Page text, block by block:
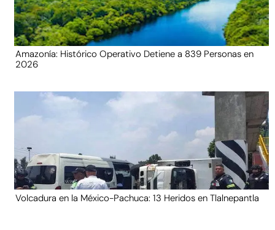
Amazonía: Histórico Operativo Detiene a 839 Personas en
2026
Volcadura en la México-Pachuca: 13 Heridos en Tlalnepantla